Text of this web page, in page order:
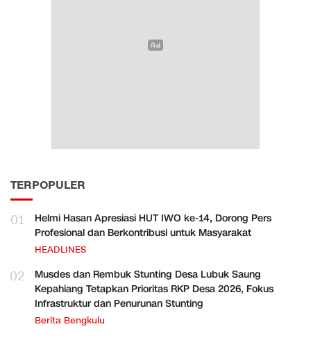
TERPOPULER
01
Helmi Hasan Apresiasi HUT IWO ke-14, Dorong Pers
Profesional dan Berkontribusi untuk Masyarakat
HEADLINES
02
Musdes dan Rembuk Stunting Desa Lubuk Saung
Kepahiang Tetapkan Prioritas RKP Desa 2026, Fokus
Infrastruktur dan Penurunan Stunting
Berita Bengkulu